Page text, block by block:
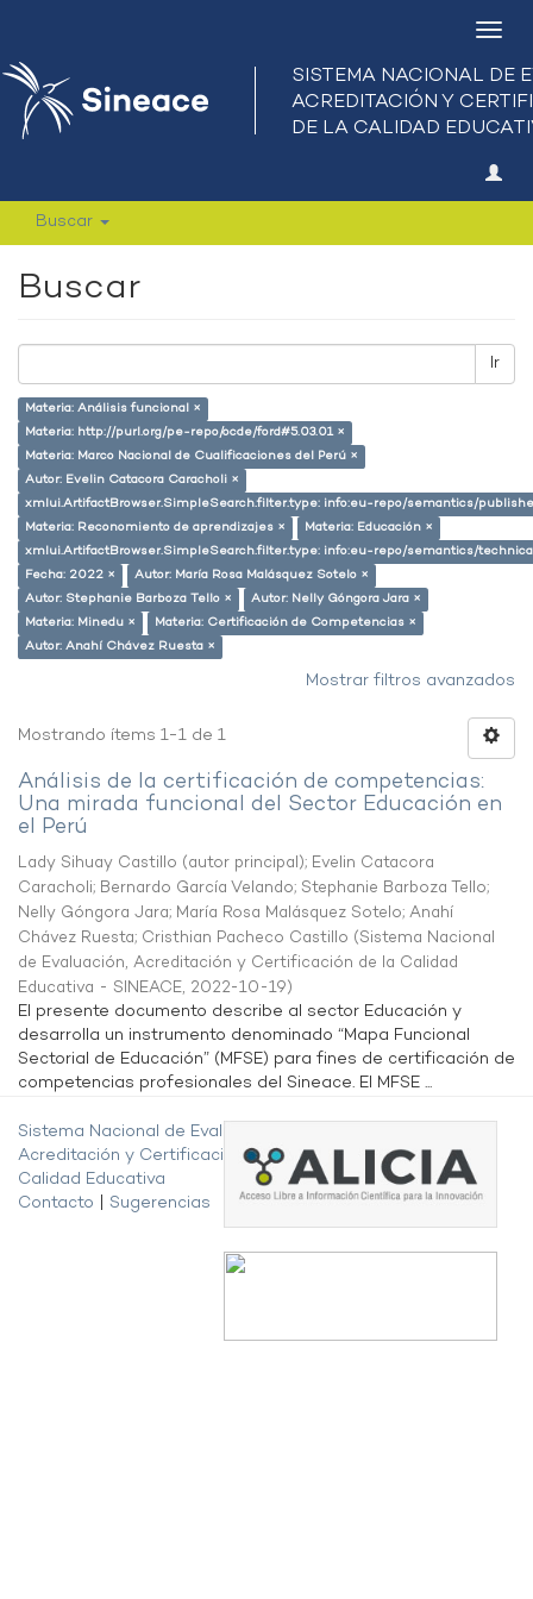
Buscar
Buscar
Ir
Materia: Análisis funcional ×
Materia: http://purl.org/pe-repo/ocde/ford#5.03.01 ×
Materia: Marco Nacional de Cualificaciones del Perú ×
Autor: Evelin Catacora Caracholi ×
xmlui.ArtifactBrowser.SimpleSearch.filter.type: info:eu-repo/semantics/
Materia: Reconomiento de aprendizajes ×
Materia: Educación ×
xmlui.ArtifactBrowser.SimpleSearch.filter.type: info:eu-repo/semantics/
Fecha: 2022 ×
Autor: María Rosa Malásquez Sotelo ×
Autor: Stephanie Barboza Tello ×
Autor: Nelly Góngora Jara ×
Materia: Minedu ×
Materia: Certificación de Competencias ×
Autor: Anahí Chávez Ruesta ×
Mostrar filtros avanzados
Mostrando ítems 1-1 de 1
Análisis de la certificación de competencias:
Una mirada funcional del Sector Educación en
el Perú
Lady Sihuay Castillo (autor principal); Evelin Catacora
Caracholi; Bernardo García Velando; Stephanie Barboza Tello;
Nelly Góngora Jara; María Rosa Malásquez Sotelo; Anahí
Chávez Ruesta; Cristhian Pacheco Castillo (Sistema Nacional
de Evaluación, Acreditación y Certificación de la Calidad
Educativa - SINEACE, 2022-10-19)
El presente documento describe al sector Educación y
desarrolla un instrumento denominado “Mapa Funcional
Sectorial de Educación” (MFSE) para fines de certificación de
competencias profesionales del Sineace. El MFSE ...
Sistema Nacional de Evaluación,
Acreditación y Certificación de la
Calidad Educativa
Contacto
Sugerencias